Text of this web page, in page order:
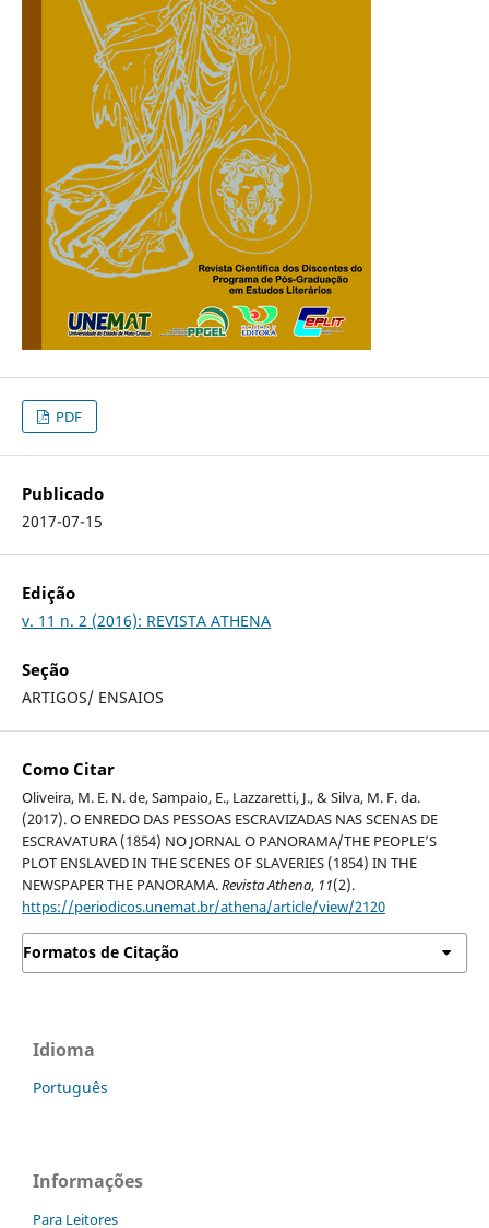
PDF
Publicado
2017-07-15
Edição
v. 11 n. 2 (2016): REVISTA ATHENA
Seção
ARTIGOS/ ENSAIOS
Como Citar
Oliveira, M. E. N. de, Sampaio, E., Lazzaretti, J., & Silva, M. F. da.
(2017). O ENREDO DAS PESSOAS ESCRAVIZADAS NAS SCENAS DE
ESCRAVATURA (1854) NO JORNAL O PANORAMA/THE PEOPLE’S
PLOT ENSLAVED IN THE SCENES OF SLAVERIES (1854) IN THE
NEWSPAPER THE PANORAMA.Revista Athena, 11(2).
https://periodicos.unemat.br/athena/article/view/2120
Formatos de Citação
Idioma
Português
Informações
Para Leitores